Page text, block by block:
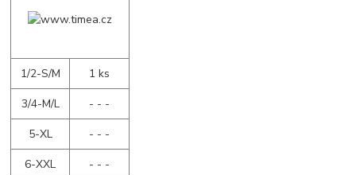
1/2-S/M
1 ks
3/4-M/L
- - -
5-XL
- - -
6-XXL
- - -